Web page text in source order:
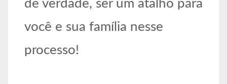
de verdade, ser um atalho para
você e sua família nesse
processo!